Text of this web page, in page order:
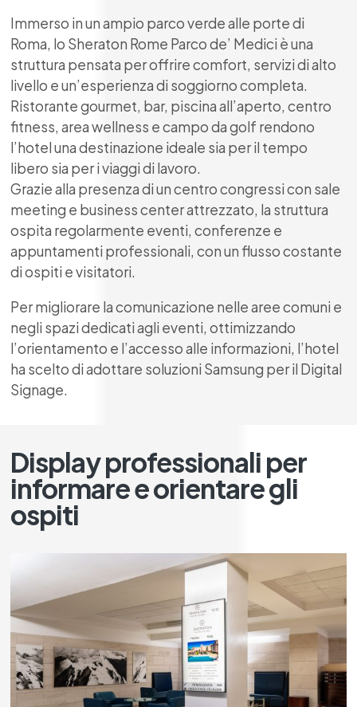
Immerso in un ampio parco verde alle porte di
Roma, lo Sheraton Rome Parco de’ Medici è una
struttura pensata per offrire comfort, servizi di alto
livello e un’esperienza di soggiorno completa.
Ristorante gourmet, bar, piscina all’aperto, centro
fitness, area wellness e campo da golf rendono
l’hotel una destinazione ideale sia per il tempo
libero sia per i viaggi di lavoro.
Grazie alla presenza di un centro congressi con sale
meeting e business center attrezzato, la struttura
ospita regolarmente eventi, conferenze e
appuntamenti professionali, con un flusso costante
di ospiti e visitatori.
Per migliorare la comunicazione nelle aree comuni e
negli spazi dedicati agli eventi, ottimizzando
l’orientamento e l’accesso alle informazioni, l’hotel
ha scelto di adottare soluzioni Samsung per il Digital
Signage.
Display professionali per
informare e orientare gli
ospiti